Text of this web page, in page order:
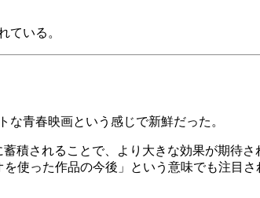
ている。
青春映画という感じで新鮮だった。
積されることで、より大きな効果が期待さ
使った作品の今後」という意味でも注目